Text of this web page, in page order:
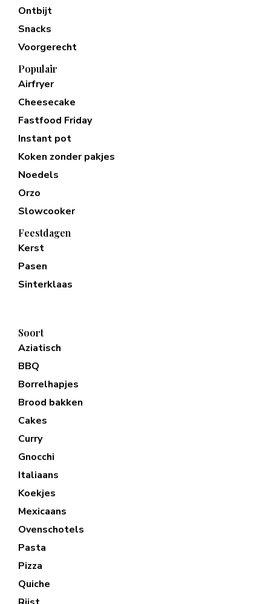
Ontbijt
Snacks
Voorgerecht
Populair
Airfryer
Cheesecake
Fastfood Friday
Instant pot
Koken zonder pakjes
Noedels
Orzo
Slowcooker
Feestdagen
Kerst
Pasen
Sinterklaas
Soort
Aziatisch
BBQ
Borrelhapjes
Brood bakken
Cakes
Curry
Gnocchi
Italiaans
Koekjes
Mexicaans
Ovenschotels
Pasta
Pizza
Quiche